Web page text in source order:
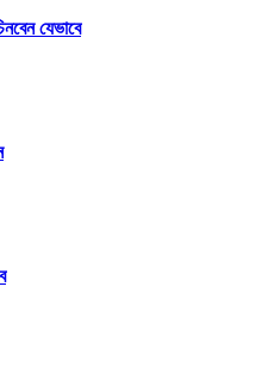
যেভাবে